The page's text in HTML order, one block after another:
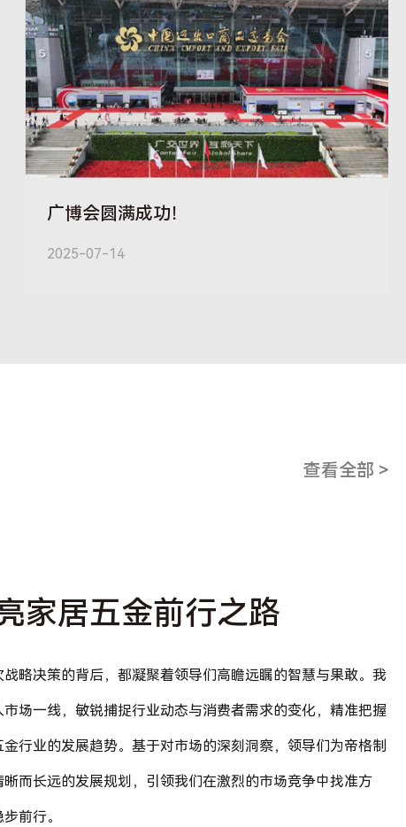
广博会圆满成功！
2025-07-14
查看全部 >
家居五金前行之路
战略决策的背后，都凝聚着领导们高瞻远瞩的智慧与果敢。我
市场一线，敏锐捕捉行业动态与消费者需求的变化，精准把握
金行业的发展趋势。基于对市场的深刻洞察，领导们为帝格制
晰而长远的发展规划，引领我们在激烈的市场竞争中找准方
前行。